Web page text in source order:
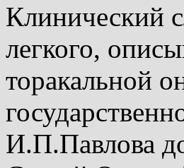
Клинический
легкого,
торакальной
И.П.Павлова